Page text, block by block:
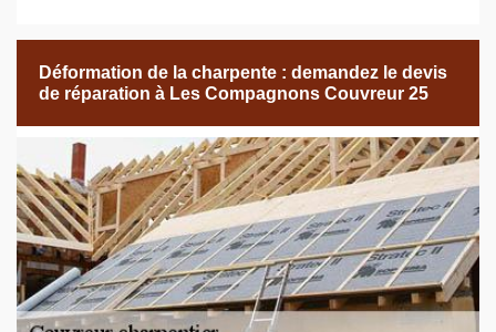
Déformation de la charpente : demandez le devis
de réparation à Les Compagnons Couvreur 25